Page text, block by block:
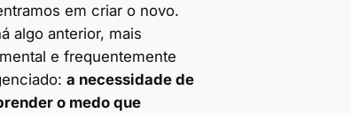
em criar o novo.
algo anterior, mais
e frequentemente
a necessidade de
o medo que